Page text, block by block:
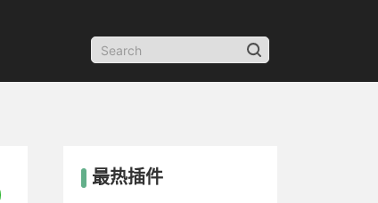
最热插件